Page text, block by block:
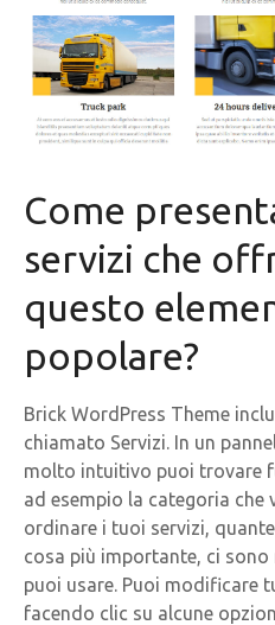
Come
servizi che
questo
popolare?
Brick WordPress Theme
chiamato Servizi. In un
molto intuitivo puoi trovare
ad esempio la categoria che
ordinare i tuoi servizi,
cosa più importante, ci
puoi usare. Puoi modificare
facendo clic su alcune